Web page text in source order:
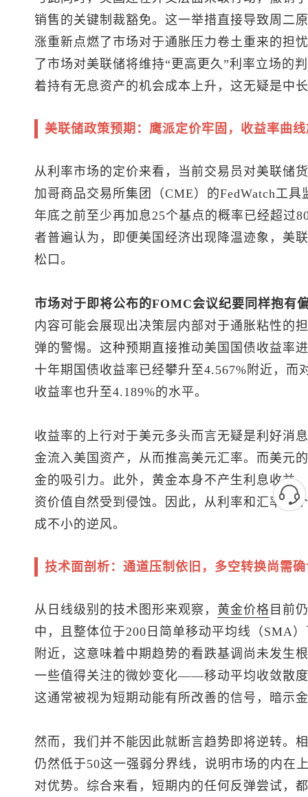
销售的关键制裁豁免。这一举措直接导致周二
涨重新点燃了市场对于通胀压力卷土重来的担
了市场对美联储将维持“更高更久”利率立场的
着持有无息资产的机会成本上升，这无疑是中
美联储政策预期：鹰派定价牢固，收益率曲
从利率市场的定价来看，当前交易员对美联储
加哥商品交易所集团（CME）的FedWatch工
年底之前至少再加息25个基点的概率已经超过
者普遍认为，即便美国经济出现降温迹象，美
松口。
市场对于即将公布的FOMC会议纪要同样抱有
内容可能会展现出决策层内部对于通胀粘性的
弹的警惕。这种预期直接推动美国国债收益率
十年期国债收益率已经攀升至4.567%附近，而
收益率也升至4.189%的水平。
收益率的上行对于美元多头而言无疑是利好消
金流入美国资产，从而推高美元汇率。而美元
金的吸引力。此外，黄金本身不产生利息收益
资价值自然受到侵蚀。因此，从利率和汇率两
成不小的逆风。
技术面剖析：通道压制依旧，多空转换尚需
从日线级别的技术图形来观察， 黄金价格 目前
中，且整体位于200日简单移动平均线（SMA
附近，这意味着中期趋势的看跌基调尚未发生
一些值得关注的微妙变化——移动平均收敛散
这通常被视为短期动能有所改善的信号，暗示
然而，我们并不能因此就断言趋势即将逆转。
仍然低于50这一强弱分界线，说明市场的内在
对优势。综合来看，短期内的任何反弹尝试，